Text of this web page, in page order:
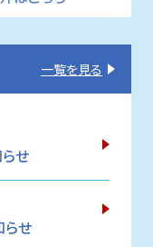
一覧を見る
せ
らせ